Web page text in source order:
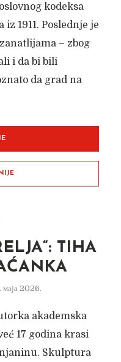
kodeksa
1911. Poslednje je
– zbog
i da bi bili
da grad na
TIHA
маја 2026.
akademska
17 godina krasi
Skulptura